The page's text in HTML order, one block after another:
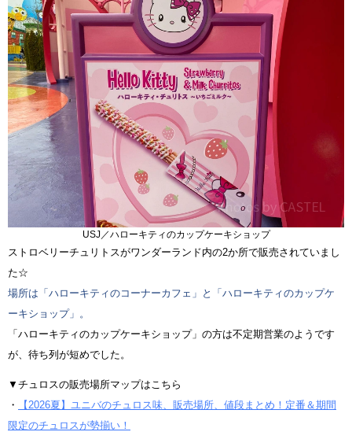
USJ／ハローキティのカップケーキショップ
ストロベリーチュリトスがワンダーランド内の2か所で販売されていまし
た☆
場所は「ハローキティのコーナーカフェ」と「ハローキティのカップケ
ーキショップ」。
「ハローキティのカップケーキショップ」の方は不定期営業のようです
が、待ち列が短めでした。
▼チュロスの販売場所マップはこちら
・
【2026夏】ユニバのチュロス味、販売場所、値段まとめ！定番＆期間
限定のチュロスが勢揃い！